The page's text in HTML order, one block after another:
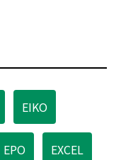
EIKO
EPO EXCEL